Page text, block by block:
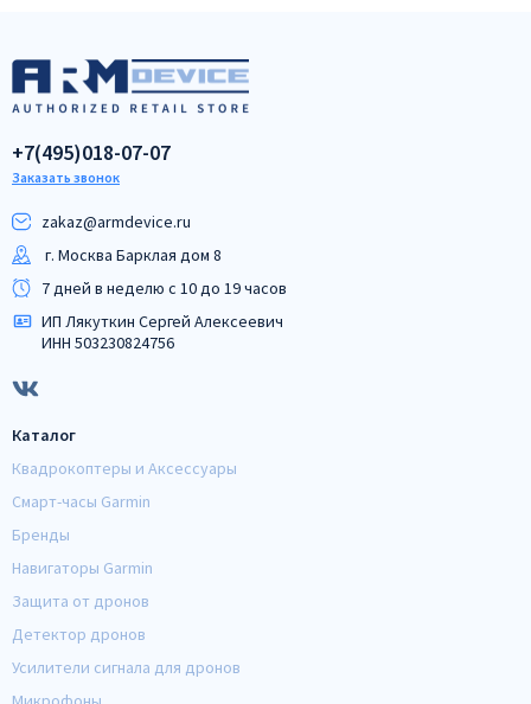
+7(495)018-07-07
Заказать звонок
zakaz@armdeviсe.ru
г. Москва Барклая дом 8
7 дней в неделю с 10 до 19 часов
ИП Лякуткин Сергей Алексеевич
ИНН 503230824756
Каталог
Квадрокоптеры и Аксессуары
Смарт-часы Garmin
Бренды
Навигаторы Garmin
Защита от дронов
Детектор дронов
Усилители сигнала для дронов